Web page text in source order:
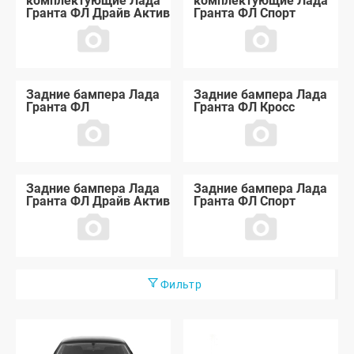
Гранта ФЛ Драйв Актив
Гранта ФЛ Спорт
Задние бампера Лада
Гранта ФЛ
Задние бампера Лада
Гранта ФЛ Кросс
Задние бампера Лада
Гранта ФЛ Драйв Актив
Задние бампера Лада
Гранта ФЛ Спорт
Фильтр